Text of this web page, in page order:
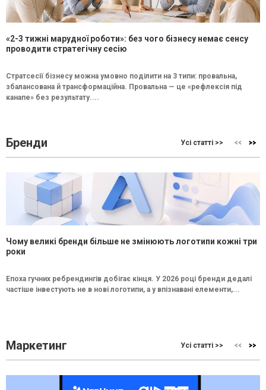
«2-3 тижні марудної роботи»: без чого бізнесу немає сенсу
проводити стратегічну сесію
Стратсесії бізнесу можна умовно поділити на 3 типи: провальна,
збалансована й трансформаційна. Провальна — це «рефлексія під
канапе» без результату....
Бренди Усі статті >>
Чому великі бренди більше не змінюють логотипи кожні три
роки
Епоха гучних ребрендингів добігає кінця. У 2026 році бренди дедалі
частіше інвестують не в нові логотипи, а у впізнавані елементи,...
Маркетинг Усі статті >>